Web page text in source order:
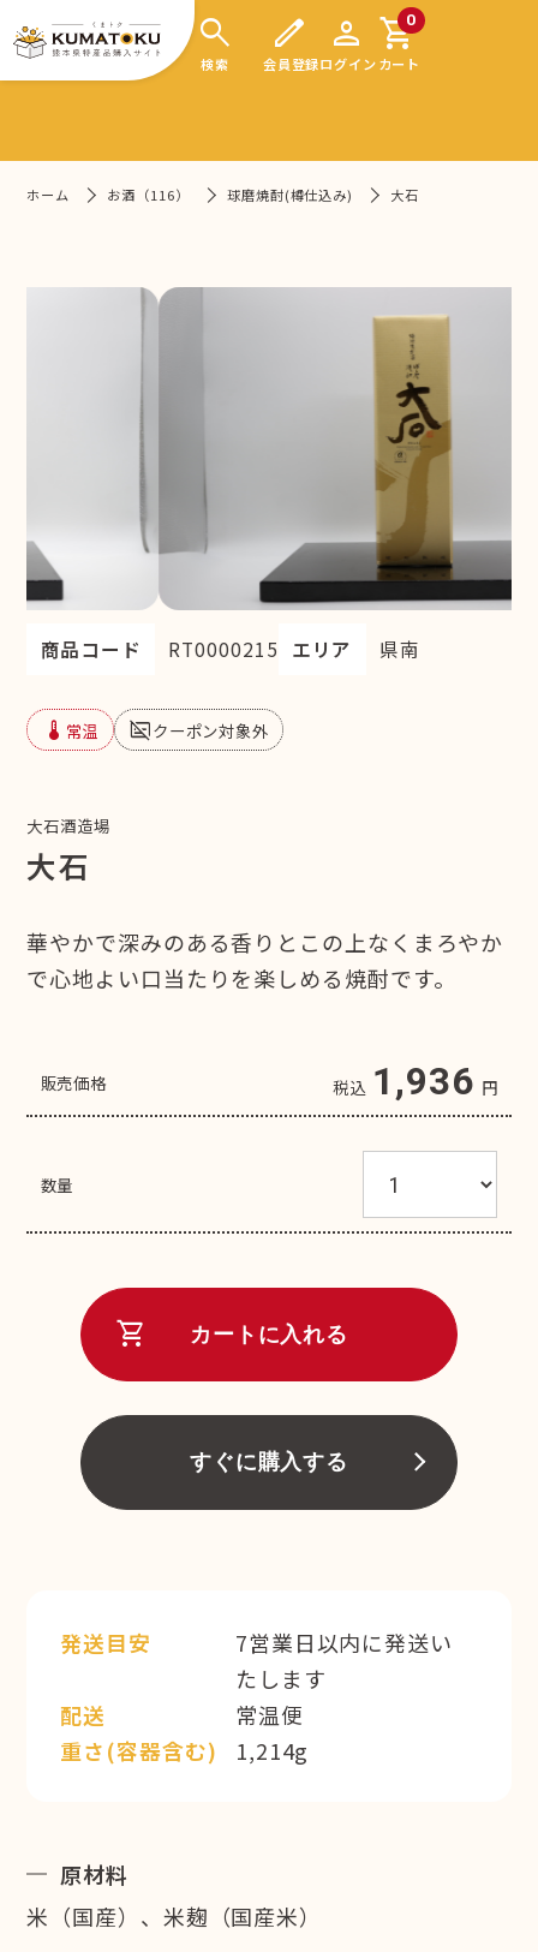
search
検索
edit
会員登録
person
ログイン
0
shopping_cart
カート
ホーム お酒（116） 球磨焼酎(樽仕込み) 大石
商品コード RT0000215 エリア 県南
device_thermostat 常温 subtitles_offクーポン対象外
大石酒造場
大石
華やかで深みのある香りとこの上なくまろやか
で心地よい口当たりを楽しめる焼酎です。
販売価格 税込 1,936 円
数量
shopping_cart カートに入れる
すぐに購入する
発送目安
7営業日以内に発送い
たします
配送
常温便
重さ(容器含む)
1,214g
原材料
米（国産）、米麹（国産米）